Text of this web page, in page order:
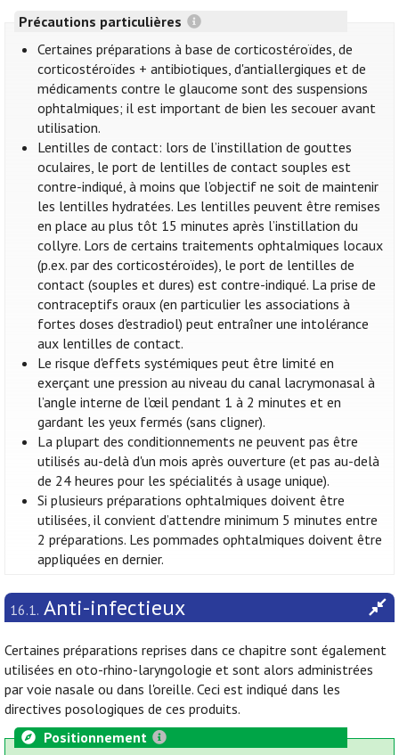
Précautions particulières
Certaines préparations à base de corticostéroïdes, de
corticostéroïdes + antibiotiques, d'antiallergiques et de
médicaments contre le glaucome sont des suspensions
ophtalmiques; il est important de bien les secouer avant
utilisation.
Lentilles de contact: lors de l’instillation de gouttes
oculaires, le port de lentilles de contact souples est
contre-indiqué, à moins que l’objectif ne soit de maintenir
les lentilles hydratées. Les lentilles peuvent être remises
en place au plus tôt 15 minutes après l’instillation du
collyre. Lors de certains traitements ophtalmiques locaux
(p.ex. par des corticostéroïdes), le port de lentilles de
contact (souples et dures) est contre-indiqué. La prise de
contraceptifs oraux (en particulier les associations à
fortes doses d'estradiol) peut entraîner une intolérance
aux lentilles de contact.
Le risque d'effets systémiques peut être limité en
exerçant une pression au niveau du canal lacrymonasal à
l’angle interne de l’œil pendant 1 à 2 minutes et en
gardant les yeux fermés (sans cligner).
La plupart des conditionnements ne peuvent pas être
utilisés au-delà d'un mois après ouverture (et pas au-delà
de 24 heures pour les spécialités à usage unique).
Si plusieurs préparations ophtalmiques doivent être
utilisées, il convient d’attendre minimum 5 minutes entre
2 préparations. Les pommades ophtalmiques doivent être
appliquées en dernier.
16.1. Anti-infectieux
Certaines préparations reprises dans ce chapitre sont également
utilisées en oto-rhino-laryngologie et sont alors administrées
par voie nasale ou dans l'oreille. Ceci est indiqué dans les
directives posologiques de ces produits.
Positionnement